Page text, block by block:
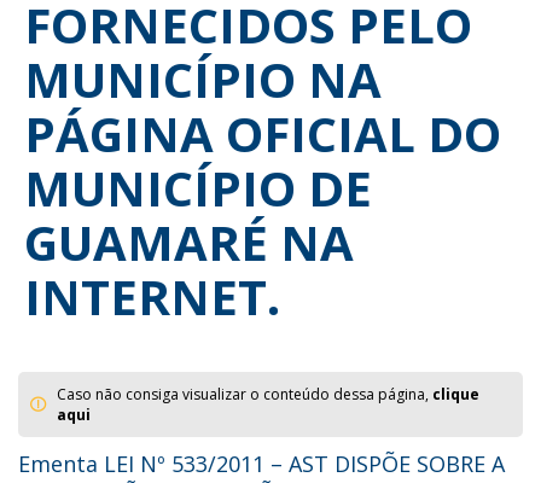
FORNECIDOS PELO
MUNICÍPIO NA
PÁGINA OFICIAL DO
MUNICÍPIO DE
GUAMARÉ NA
INTERNET.
Caso não consiga visualizar o conteúdo dessa página, clique
aqui
Ementa LEI Nº 533/2011 – AST DISPÕE SOBRE A